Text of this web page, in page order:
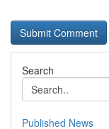
Search
Published News